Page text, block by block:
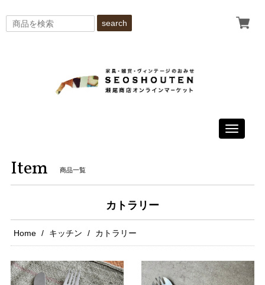
search
Toggle
Item 商品一覧
カトラリー
Home キッチン カトラリー